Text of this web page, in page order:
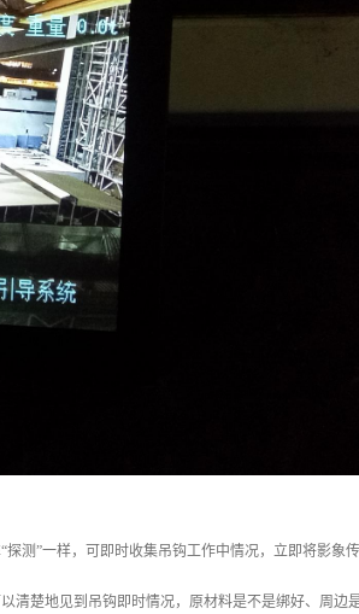
测”一样，可即时收集吊钩工作中情况，立即将影象
清楚地见到吊钩即时情况，原材料是不是绑好、周边